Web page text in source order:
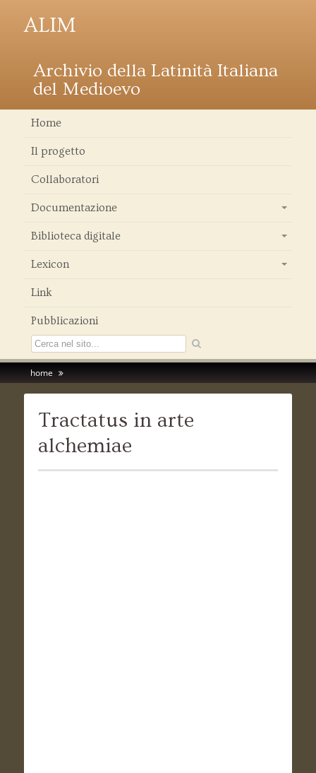
ALIM
Archivio della Latinità Italiana
del Medioevo
Home
Il progetto
Collaboratori
Documentazione
Biblioteca digitale
Lexicon
Link
Pubblicazioni
home
Tractatus in arte
alchemiae